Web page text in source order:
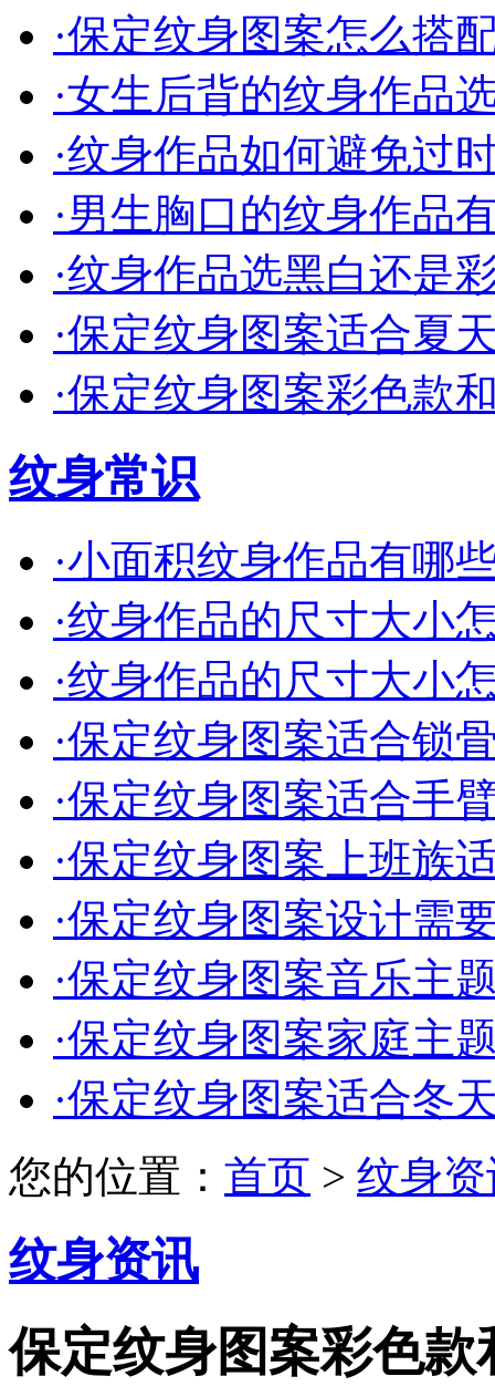
·保定纹身图案怎么搭
·女生后背的纹身作品
·纹身作品如何避免过
·男生胸口的纹身作品
·纹身作品选黑白还是
·保定纹身图案适合夏
·保定纹身图案彩色款
纹身常识
·小面积纹身作品有哪
·纹身作品的尺寸大小
·纹身作品的尺寸大小
·保定纹身图案适合锁
·保定纹身图案适合手
·保定纹身图案上班族
·保定纹身图案设计需
·保定纹身图案音乐主
·保定纹身图案家庭主
·保定纹身图案适合冬
您的位置： 首页 > 纹身
纹身资讯
保定纹身图案彩色